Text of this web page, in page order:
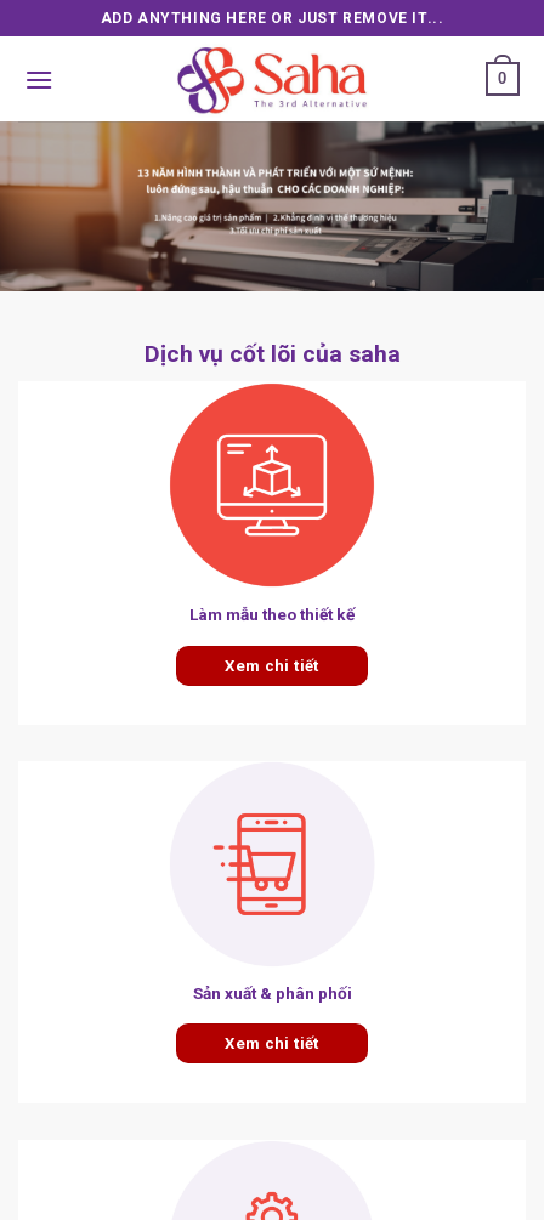
to
content
ADD ANYTHING HERE OR JUST REMOVE IT...
0
Dịch vụ cốt lõi của saha
Làm mẫu theo thiết kế
Xem chi tiết
Sản xuất & phân phối
Xem chi tiết